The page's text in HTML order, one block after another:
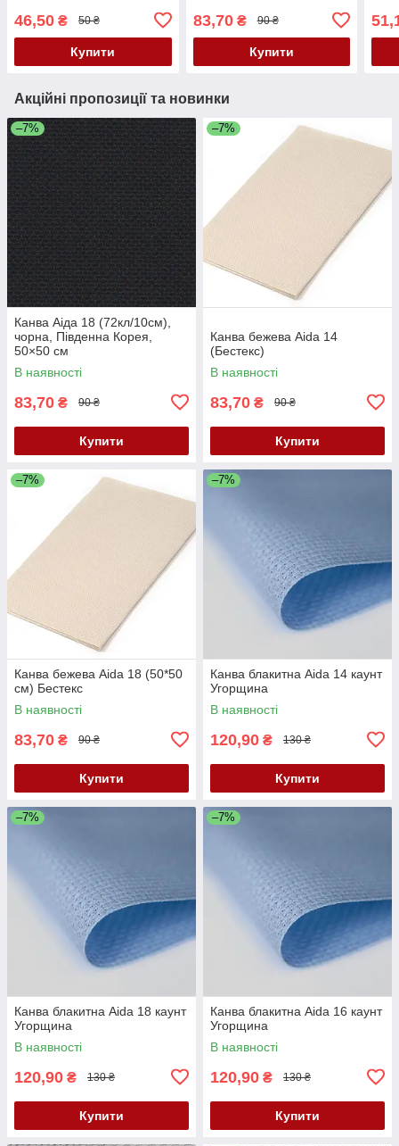
46,50 ₴ 50 ₴
Купити
83,70₴ 90 ₴
Купити
Акційні пропозиції та новинки
–7%
Канва Аіда 18 (72кл/10см),
чорна, Південна Корея,
50×50 см
В наявності
83,70 ₴ 90 ₴
Купити
–7%
Канва бежева Aida 14
(Бестекс)
В наявності
83,70 ₴ 90 ₴
Купити
–7%
Канва бежева Aida 18 (50*50
см) Бестекс
В наявності
83,70 ₴ 90 ₴
Купити
–7%
Канва блакитна Aida 14 каунт
Угорщина
В наявності
120,90 ₴ 130 ₴
Купити
–7%
Канва блакитна Aida 18 каунт
Угорщина
В наявності
120,90 ₴ 130 ₴
Купити
–7%
Канва блакитна Aida 16 каунт
Угорщина
В наявності
120,90 ₴ 130 ₴
Купити